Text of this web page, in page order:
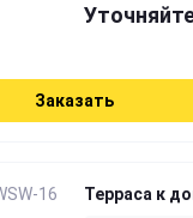
Заказать
Терраса к